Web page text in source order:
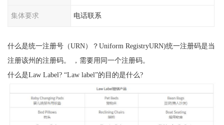
集体要求 电话联系
什么是统一注册号（URN）？Uniform RegistryURN)统一注册码是当
注册该州的注册码。 ，需要用同一个注册码。
什么是Law Label? “Law label”的目的是什么?